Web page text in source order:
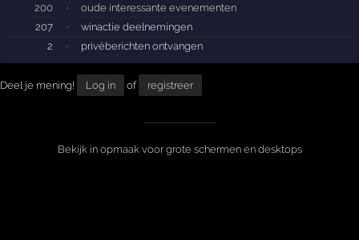
200
·
oude interessante evenementen
207
·
winactie deelnemingen
2
· privéberichten ontvangen
Deel je mening! Log in of registreer
Bekijk in opmaak voor grote schermen en desktops